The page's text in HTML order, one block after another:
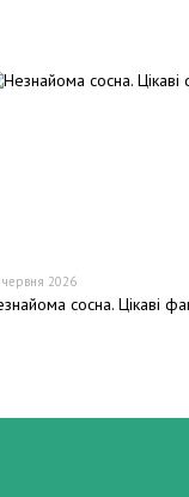
червня 2026
сосна. Цікаві